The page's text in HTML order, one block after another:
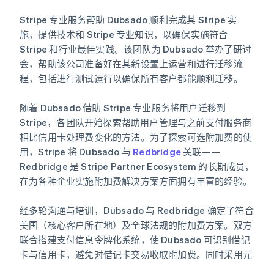
Stripe 专业服务帮助 Dubsado 顺利完成其 Stripe 实
施，提供技术和 Stripe 专业知识，以确保实施符合
Stripe 和行业最佳实践。该团队为 Dubsado 举办了研讨
会，帮助该公司准备好在其新设置上运营和进行迁移流
程，包括进行测试运行以确保所有客户都能顺利迁移。
随着 Dubsado 借助 Stripe 专业服务将用户迁移到
Stripe，各团队开始探索帮助用户管理与之前支付服务商
相比信用卡处理费变化的方法。为了探索可选附加费的使
用，Stripe 将 Dubsado 与 Redbridge 关联——
Redbridge 是 Stripe Partner Ecosystem 的长期成员，
在为各种企业实施附加费解决方案方面拥有丰富的经验。
经多轮沟通与培训，Dubsado 与 Redbridge 确定了符合
美国（核心客户所在地）及全球法规的附加费方案。双方
联合搭建支付信息令牌化系统，使 Dubsado 可识别借记
卡与信用卡，避免对借记卡交易收取附加费。同时采用元